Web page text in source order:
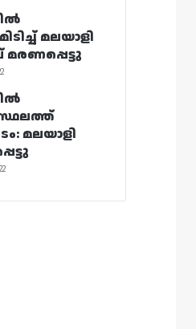
മലയാളി
മലയാളി